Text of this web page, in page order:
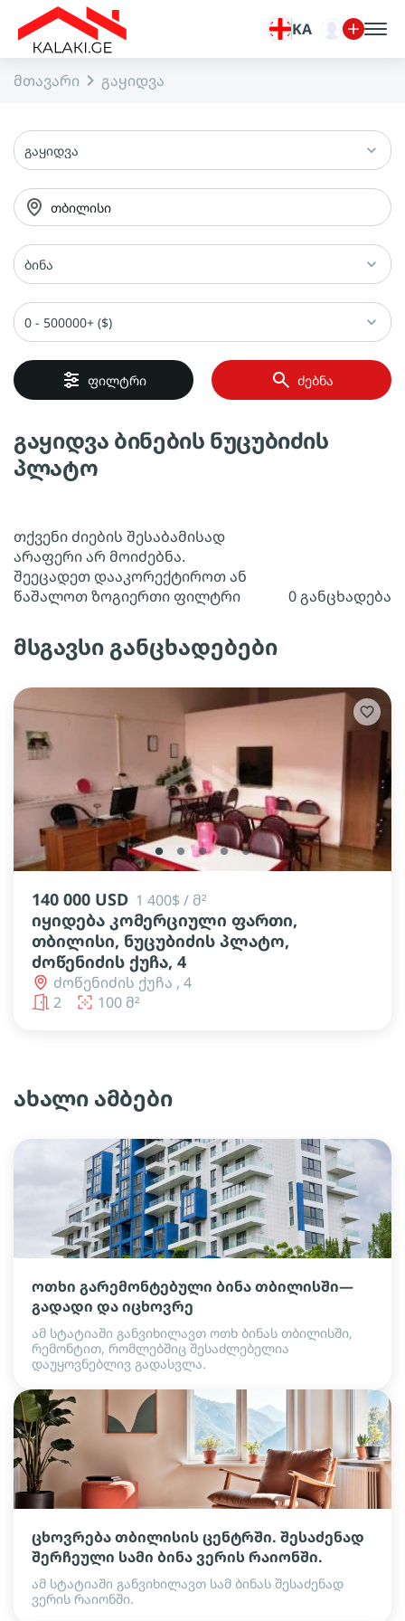
KA
მთავარი გაყიდვა
გაყიდვა
თბილისი
ბინა
0 - 500000+ ($)
ფილტრი ძებნა
გაყიდვა ბინების ნუცუბიძის
პლატო
თქვენი ძიების შესაბამისად
არაფერი არ მოიძებნა.
შეეცადეთ დააკორექტიროთ ან
წაშალოთ ზოგიერთი ფილტრი
0 განცხადება
მსგავსი განცხადებები
lens lens lens lens lens
140 000 USD 1 400$ / მ²
იყიდება კომერციული ფართი,
თბილისი, ნუცუბიძის პლატო,
ძოწენიძის ქუჩა, 4
ძოწენიძის ქუჩა , 4
2
100 მ²
ახალი ამბები
ოთხი გარემონტებული ბინა თბილისში—
გადადი და იცხოვრე
ამ სტატიაში განვიხილავთ ოთხ ბინას თბილისში,
რემონტით, რომლებშიც შესაძლებელია
დაუყოვნებლივ გადასვლა.
ცხოვრება თბილისის ცენტრში. შესაძენად
შერჩეული სამი ბინა ვერის რაიონში.
ამ სტატიაში განვიხილავთ სამ ბინას შესაძენად
ვერის რაიონში.